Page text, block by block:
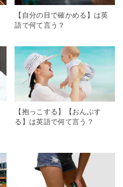
【自分の目で確かめる】は英
語で何て言う？
【抱っこする】【おんぶす
る】は英語で何て言う？